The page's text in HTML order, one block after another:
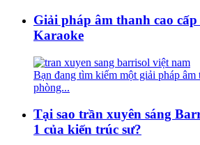
Giải pháp âm thanh cao
Karaoke
Bạn đang tìm kiếm một giải pháp âm
phòng...
Tại sao trần xuyên sáng
1 của kiến trúc sư?